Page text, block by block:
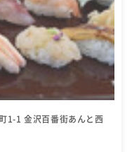
1-1 金沢百番街あんと西